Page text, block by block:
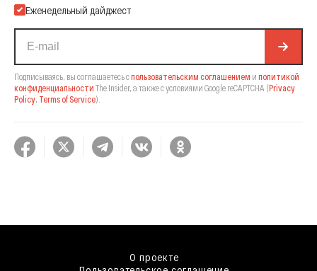
Еженедельный дайджест
Подписываясь, вы соглашаетесь спользовательским соглашением и политикой
конфиденциальности The Insider, а также с условиями Google reCAPTCHA (Privacy
Policy, Terms of Service).
О проекте